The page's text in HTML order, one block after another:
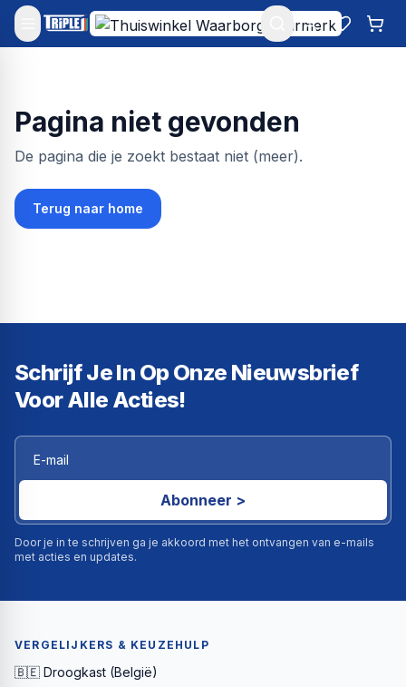
Mijn account
Pagina niet gevonden
De pagina die je zoekt bestaat niet (meer).
Terug naar home
Schrijf Je In Op Onze Nieuwsbrief
Voor Alle Acties!
Abonneer >
Door je in te schrijven ga je akkoord met het ontvangen van e-mails
met acties en updates.
VERGELIJKERS & KEUZEHULP
🇧🇪 Droogkast (België)